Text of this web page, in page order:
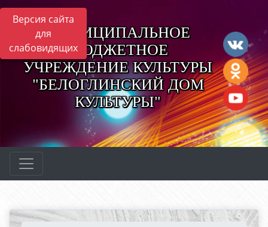
Версия сайта
для
слабовидящих
МУНИЦИПАЛЬНОЕ
БЮДЖЕТНОЕ
УЧРЕЖДЕНИЕ КУЛЬТУРЫ
"БЕЛОГЛИНСКИЙ ДОМ
КУЛЬТУРЫ"